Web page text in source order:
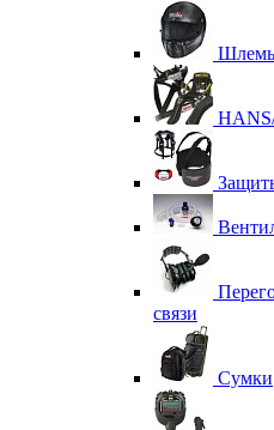
Шлемы
связи
Сумки